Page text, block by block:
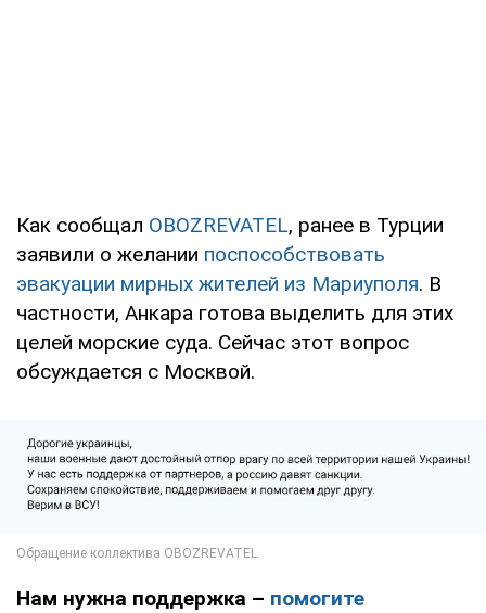
Как сообщал OBOZREVATEL, ранее в Турции
заявили о желании поспособствовать
эвакуации мирных жителей из Мариуполя. В
частности, Анкара готова выделить для этих
целей морские суда. Сейчас этот вопрос
обсуждается с Москвой.
Нам нужна поддержка – помогите